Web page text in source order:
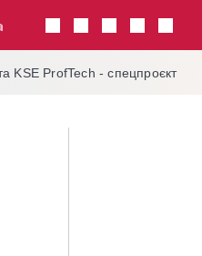
KSE ProfTech - спецпроєкт